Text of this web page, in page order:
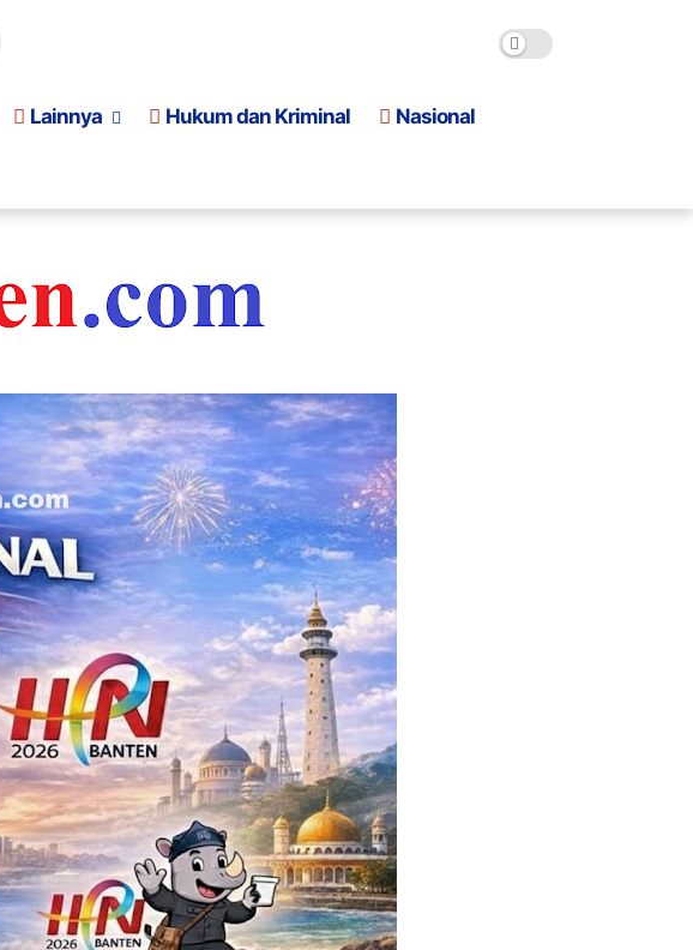
Lainnya Hukum dan Kriminal Nasional